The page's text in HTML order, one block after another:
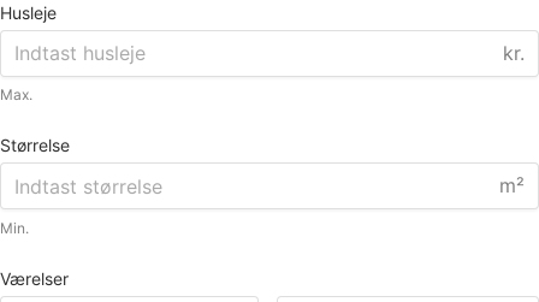
Husleje
kr.
Max.
Størrelse
m²
Min.
Værelser